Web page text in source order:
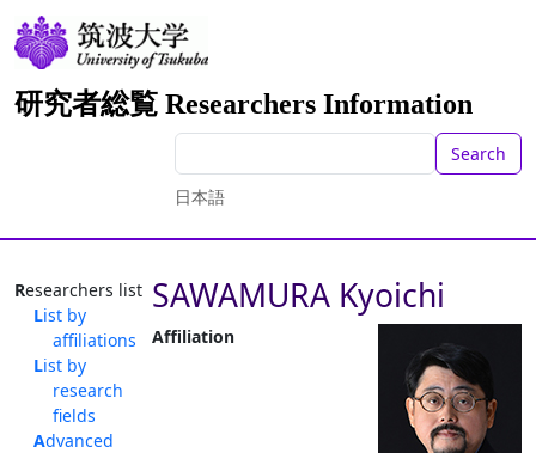
研究者総覧 Researchers Information
Search
日本語
Researchers list
List by
affiliations
List by
research
fields
Advanced
SAWAMURA Kyoichi
Affiliation